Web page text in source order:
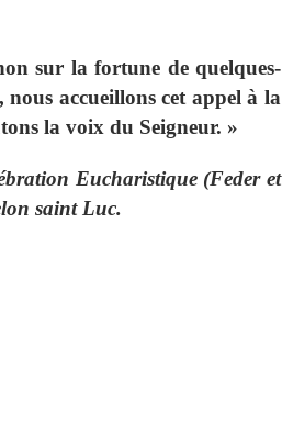
sur la fortune de quelques-
accueillons cet appel à la
la voix du Seigneur. »
Eucharistique (Feder et
saint Luc.